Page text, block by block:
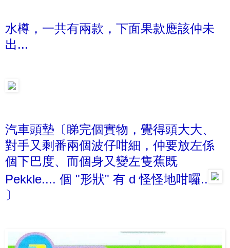
水樽，一共有兩款，下面果款應該仲未
出...
汽車頭墊〔睇完個實物，覺得頭大大、
對手又剩番兩個波仔咁細，仲要放左係
個下巴度、而個身又變左隻蕉既
Pekkle.... 個 "形狀" 有 d 怪怪地咁囉..
〕